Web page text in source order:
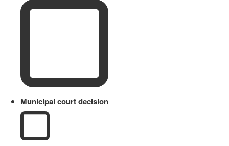
Municipal court decision